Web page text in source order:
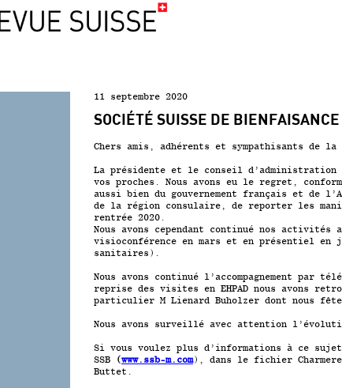
11 septembre 2020
SOCIÉTÉ SUISSE DE BIENFAISANCE
Chers amis, adhérents et sympathisants de la
La présidente et le conseil d’administration
vos proches. Nous avons eu le regret,
aussi bien du gouvernement français et de
de la région consulaire, de reporter les
rentrée 2020.
Nous avons cependant continué nos
visioconférence en mars et en présentiel
sanitaires).
Nous avons continué l’accompagnement par
reprise des visites en EHPAD nous avons
particulier M Lienard Buholzer dont nous
Nous avons surveillé avec attention
Si vous voulez plus d’informations à ce
SSB (www.ssb-m.com), dans le fichier
Buttet.